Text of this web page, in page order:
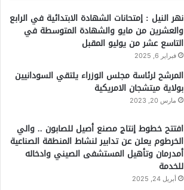
نهر النيل : إمتحانات الشهادة الابتدائية في الرابع
والعشرين من مايو والشهادة المتوسطة في
التاسع عشر من يوليو المقبل
فبراير 6, 2025
المرشح لرئاسة مجلس الوزراء يلتقي السودانيين
بولاية ميتشجان الامريكية
مارس 20, 2023
افتتح خطوط إنتاج مصنع أصيل للصابون .. والي
الخرطوم يعلن عن تدابير لنشاط المنطقة الصناعية
أمدرمان وتأهيل المستشفى الصيني وادخاله
للخدمة
أبريل 24, 2025